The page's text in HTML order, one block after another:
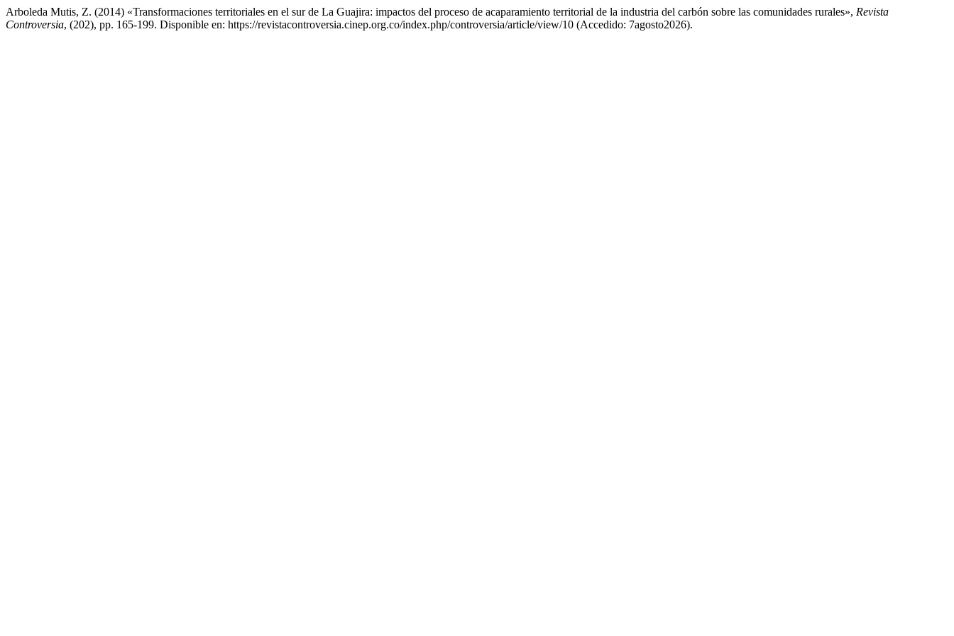
Arboleda Mutis, Z. (2014) «Transformaciones territoriales en el sur de La Guajira: impactos del proceso de acaparamiento territorial de la industria del carbón sobre las comunidades rurales», Revista
Controversia, (202), pp. 165-199. Disponible en: https://revistacontroversia.cinep.org.co/index.php/controversia/article/view/10 (Accedido: 7agosto2026).